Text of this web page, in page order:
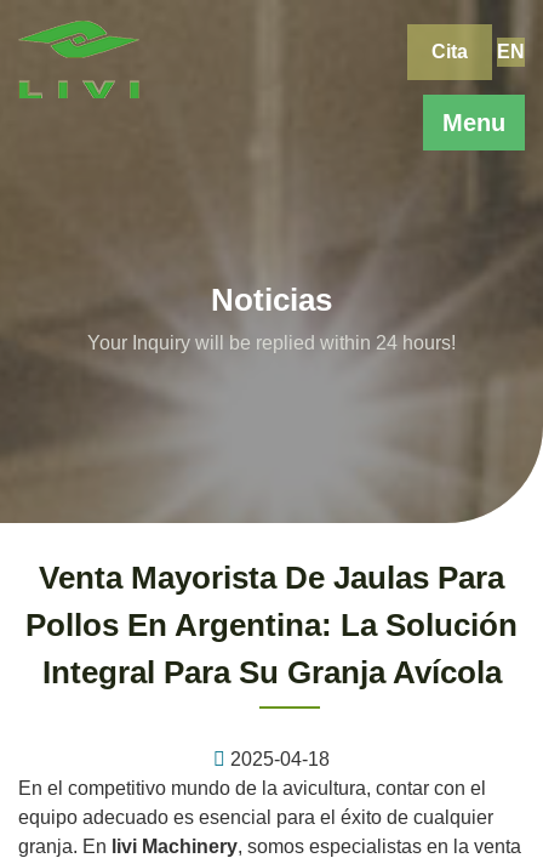
Menu
Cita EN
Noticias
Your Inquiry will be replied within 24 hours!
Venta Mayorista De Jaulas Para
Pollos En Argentina: La Solución
Integral Para Su Granja Avícola
2025-04-18
En el competitivo mundo de la avicultura, contar con el
equipo adecuado es esencial para el éxito de cualquier
granja. En livi Machinery, somos especialistas en la venta